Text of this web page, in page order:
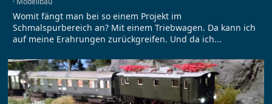
0
S
t
e
n
(
e
)
Womit fängt man bei so einem Projekt im
Schmalspurbereich an? Mit einem Triebwagen. Da kann ich
auf meine Erahrungen zurückgreifen. Und da ich...